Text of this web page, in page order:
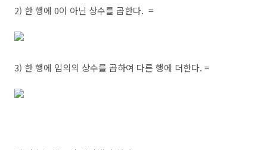
2) 한 행에 0이 아닌 상수를 곱한다. =
3) 한 행에 임의의 상수를 곱하여 다른 행에 더한다. =